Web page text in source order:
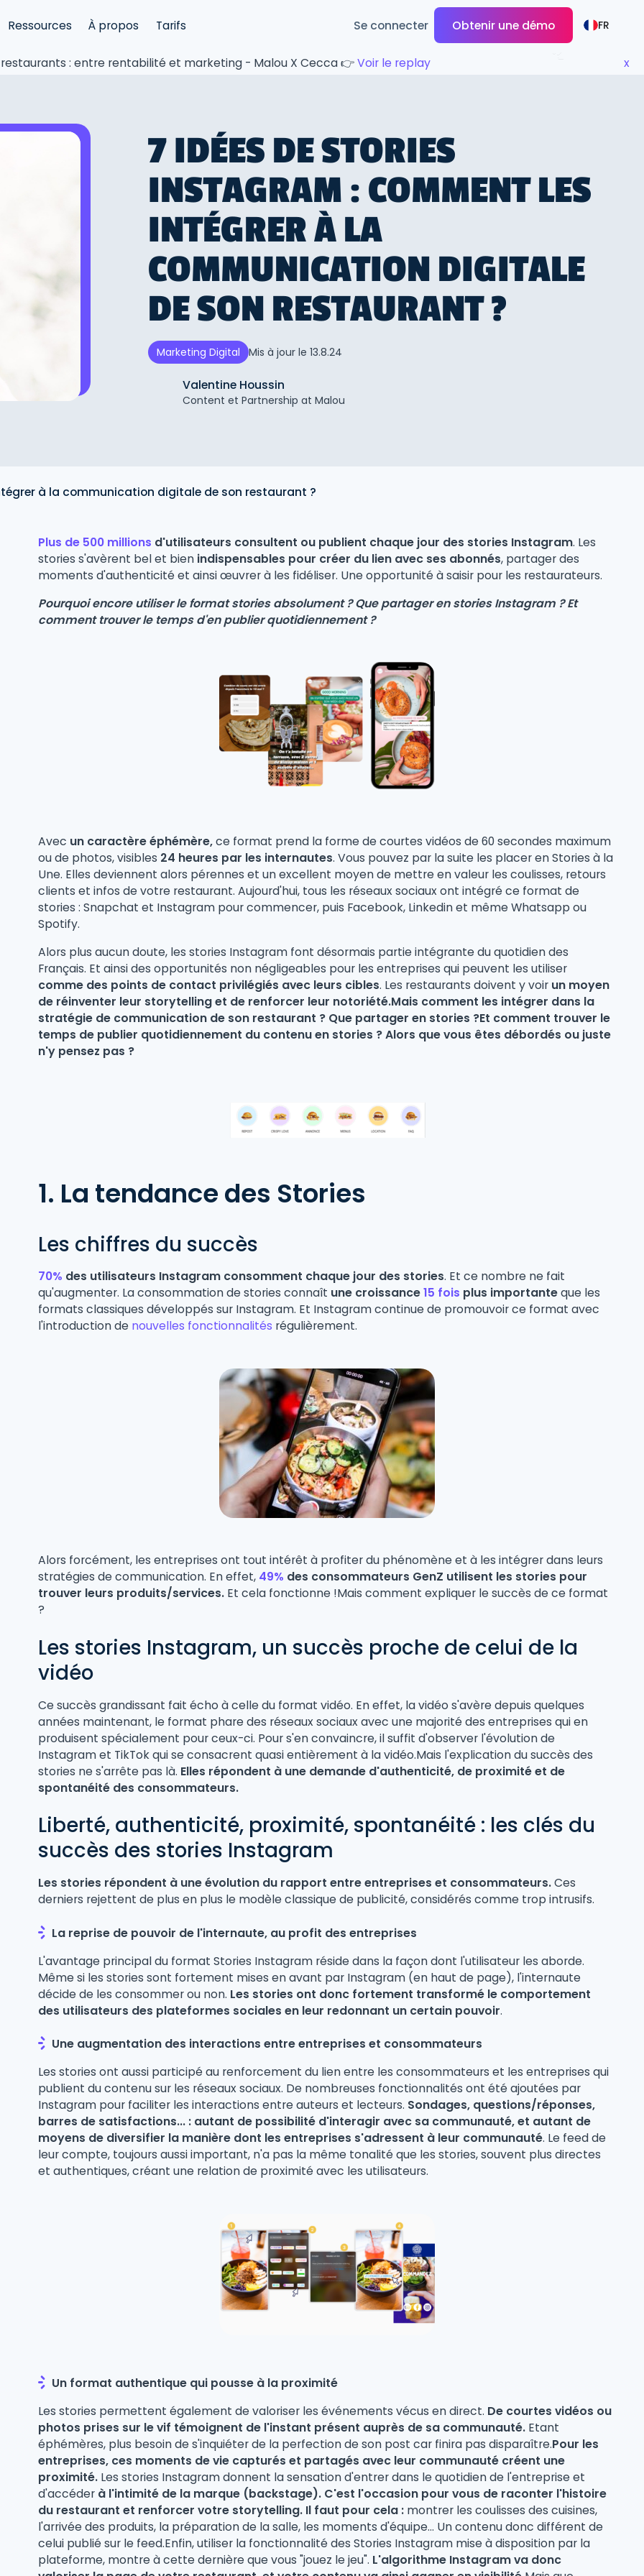
Ressources À propos Tarifs Se connecter Obtenir une démo FR
: entre rentabilité et marketing - Malou X Cecca 👉Voir le replay x
7 IDÉES DE STORIES
INSTAGRAM : COMMENT LES
INTÉGRER À LA
COMMUNICATION DIGITALE
DE SON RESTAURANT ?
Marketing Digital Mis à jour le13.8.24
Valentine Houssin
Content et Partnership at Malou
à la communication digitale de son restaurant ?
Plus de 500 millions d'utilisateurs consultent ou publient chaque jour des stories Instagram. Les
stories s'avèrent bel et bien indispensables pour créer du lien avec ses abonnés, partager des
moments d'authenticité et ainsi œuvrer à les fidéliser. Une opportunité à saisir pour les restaurateurs.
Pourquoi encore utiliser le format stories absolument ? Que partager en stories Instagram ? Et
comment trouver le temps d'en publier quotidiennement ?
Avec un caractère éphémère,ce format prend la forme de courtes vidéos de 60 secondes maximum
ou de photos, visibles 24 heures par les internautes. Vous pouvez par la suite les placer en Stories à la
Une. Elles deviennent alors pérennes et un excellent moyen de mettre en valeur les coulisses, retours
clients et infos de votre restaurant. Aujourd'hui, tous les réseaux sociaux ont intégré ce format de
stories : Snapchat et Instagram pour commencer, puis Facebook, Linkedin et même Whatsapp ou
Spotify.
Alors plus aucun doute, les stories Instagram font désormais partie intégrante du quotidien des
Français. Et ainsi des opportunités non négligeables pour les entreprises qui peuvent les utiliser
comme des points de contact privilégiés avec leurs cibles. Les restaurants doivent y voir un moyen
de réinventer leur storytelling et de renforcer leur notoriété.Mais comment les intégrer dans la
stratégie de communication de son restaurant ? Que partager en stories ?Et comment trouver le
temps de publier quotidiennement du contenu en stories ? Alors que vous êtes débordés ou juste
n'y pensez pas ?
1. La tendance des Stories
Les chiffres du succès
70% des utilisateurs Instagram consomment chaque jour des stories. Et ce nombre ne fait
qu'augmenter. La consommation de stories connaît une croissance15 fois plus importanteque les
formats classiques développés sur Instagram. Et Instagram continue de promouvoir ce format avec
l'introduction de nouvelles fonctionnalités régulièrement.
Alors forcément, les entreprises ont tout intérêt à profiter du phénomène et à les intégrer dans leurs
stratégies de communication. En effet, 49% des consommateurs GenZ utilisent les stories pour
trouver leurs produits/services. Et cela fonctionne !Mais comment expliquer le succès de ce format
?
Les stories Instagram, un succès proche de celui de la
vidéo
Ce succès grandissant fait écho à celle du format vidéo. En effet, la vidéo s'avère depuis quelques
années maintenant, le format phare des réseaux sociaux avec une majorité des entreprises qui en
produisent spécialement pour ceux-ci. Pour s'en convaincre, il suffit d'observer l'évolution de
Instagram et TikTok qui se consacrent quasi entièrement à la vidéo.Mais l'explication du succès des
stories ne s'arrête pas là. Elles répondent à une demande d'authenticité, de proximité et de
spontanéité des consommateurs.
Liberté, authenticité, proximité, spontanéité : les clés du
succès des stories Instagram
Les stories répondent à une évolution du rapport entre entreprises et consommateurs.Ces
derniers rejettent de plus en plus le modèle classique de publicité, considérés comme trop intrusifs.
La reprise de pouvoir de l'internaute, au profit des entreprises
L'avantage principal du format Stories Instagram réside dans la façon dont l'utilisateur les aborde.
Même si les stories sont fortement mises en avant par Instagram (en haut de page), l'internaute
décide de les consommer ou non. Les stories ont donc fortement transformé le comportement
des utilisateurs des plateformes sociales en leur redonnant un certain pouvoir.
Une augmentation des interactions entre entreprises et consommateurs
Les stories ont aussi participé au renforcement du lien entre les consommateurs et les entreprises qui
publient du contenu sur les réseaux sociaux. De nombreuses fonctionnalités ont été ajoutées par
Instagram pour faciliter les interactions entre auteurs et lecteurs. Sondages, questions/réponses,
barres de satisfactions... : autant de possibilité d'interagir avec sa communauté, et autant de
moyens de diversifier la manière dont les entreprises s'adressent à leur communauté. Le feed de
leur compte, toujours aussi important, n'a pas la même tonalité que les stories, souvent plus directes
et authentiques, créant une relation de proximité avec les utilisateurs.
Un format authentique qui pousse à la proximité
Les stories permettent également de valoriser les événements vécus en direct. De courtes vidéos ou
photos prises sur le vif témoignent de l'instant présent auprès de sa communauté. Etant
éphémères, plus besoin de s'inquiéter de la perfection de son post car finira pas disparaître.Pour les
entreprises, ces moments de vie capturés et partagés avec leur communauté créent une
proximité. Les stories Instagram donnent la sensation d'entrer dans le quotidien de l'entreprise et
d'accéder à l'intimité de la marque (backstage). C'est l'occasion pour vous de raconter l'histoire
du restaurant et renforcer votre storytelling. Il faut pour cela : montrer les coulisses des cuisines,
l'arrivée des produits, la préparation de la salle, les moments d'équipe... Un contenu donc différent de
celui publié sur le feed.Enfin, utiliser la fonctionnalité des Stories Instagram mise à disposition par la
plateforme, montre à cette dernière que vous "jouez le jeu". L'algorithme Instagram va donc